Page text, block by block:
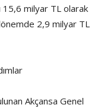
15,6 milyar TL olarak
2,9 milyar TL
Akçansa Genel